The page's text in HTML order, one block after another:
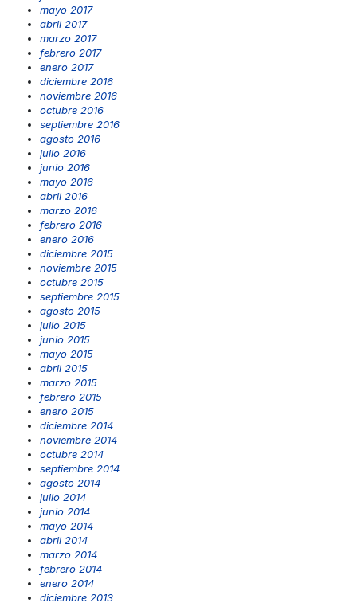
mayo 2017
abril 2017
marzo 2017
febrero 2017
enero 2017
diciembre 2016
noviembre 2016
octubre 2016
septiembre 2016
agosto 2016
julio 2016
junio 2016
mayo 2016
abril 2016
marzo 2016
febrero 2016
enero 2016
diciembre 2015
noviembre 2015
octubre 2015
septiembre 2015
agosto 2015
julio 2015
junio 2015
mayo 2015
abril 2015
marzo 2015
febrero 2015
enero 2015
diciembre 2014
noviembre 2014
octubre 2014
septiembre 2014
agosto 2014
julio 2014
junio 2014
mayo 2014
abril 2014
marzo 2014
febrero 2014
enero 2014
diciembre 2013